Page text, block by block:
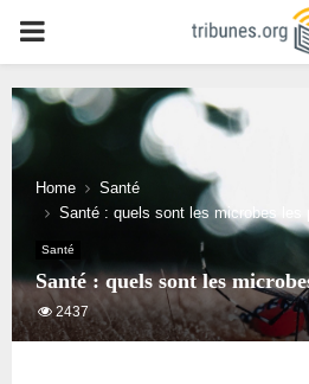
PRIMARY
MENU
Home
Santé
Santé : quels sont les microbes les
Santé
Santé : quels sont les
2437